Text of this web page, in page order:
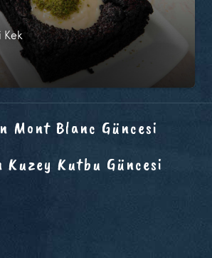
Kek
Mont Blanc Güncesi
Kuzey Kutbu Güncesi